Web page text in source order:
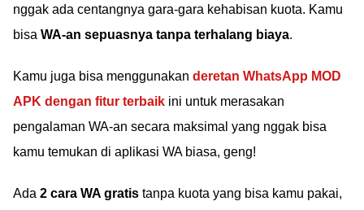
nggak ada centangnya gara-gara kehabisan kuota. Kamu
bisa WA-an sepuasnya tanpa terhalang biaya.
Kamu juga bisa menggunakan deretan WhatsApp MOD
APK dengan fitur terbaik ini untuk merasakan
pengalaman WA-an secara maksimal yang nggak bisa
kamu temukan di aplikasi WA biasa, geng!
Ada 2 cara WA gratis tanpa kuota yang bisa kamu pakai,